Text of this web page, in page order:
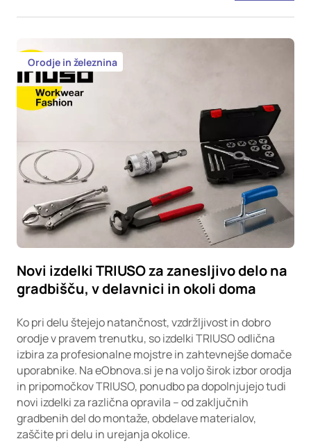
Orodje in železnina
Novi izdelki TRIUSO za zanesljivo delo na
gradbišču, v delavnici in okoli doma
Ko pri delu štejejo natančnost, vzdržljivost in dobro
orodje v pravem trenutku, so izdelki TRIUSO odlična
izbira za profesionalne mojstre in zahtevnejše domače
uporabnike. Na eObnova.si je na voljo širok izbor orodja
in pripomočkov TRIUSO, ponudbo pa dopolnjujejo tudi
novi izdelki za različna opravila – od zaključnih
gradbenih del do montaže, obdelave materialov,
zaščite pri delu in urejanja okolice.